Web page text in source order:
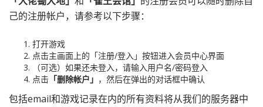
己的注册帐户，请参考以下步骤：
打开游戏
点击主画面上的「注册/登入」按钮进入会员中心界面
（可选）如果还未登入，请输入用户名/密码登入
点击 「删除帐户」 ，然后在弹出的对话框中确认
包括email和游戏记录在内的所有资料将从我们的服务器中